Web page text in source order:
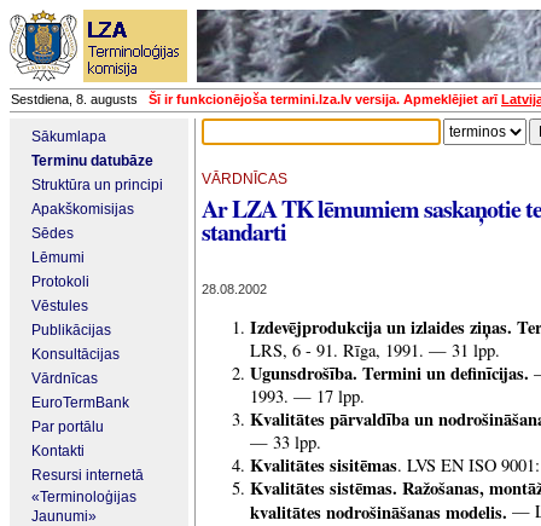
Sestdiena, 8. augusts Šī ir funkcionējoša termini.lza.lv versija. Apmeklējiet arī
Sākumlapa
Terminu datubāze
Struktūra un principi
Apakškomisijas
Sēdes
Lēmumi
Protokoli
Vēstules
Publikācijas
Konsultācijas
Vārdnīcas
EuroTermBank
Par portālu
Kontakti
Resursi internetā
«Terminoloģijas
Jaunumi»
VĀRDNĪCAS
Ar LZA TK lēmumiem saskaņotie
standarti
28.08.2002
Izdevējprodukcija un izlaides ziņas.
LRS, 6 - 91. Rīga, 1991. — 31 lpp.
Ugunsdrošība. Termini un definīcijas.
1993. — 17 lpp.
Kvalitātes pārvaldība un
— 33 lpp.
Kvalitātes sisitēmas. LVS EN ISO
Kvalitātes sistēmas. Ražošanas,
kvalitātes nodrošināšanas modelis. —